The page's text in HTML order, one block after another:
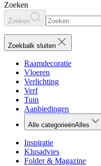
Zoeken
Zoeken
Zoekbalk sluiten
Raamdecoratie
Vloeren
Verlichting
Verf
Tuin
Aanbiedingen
Alle categorieënAlles
Inspiratie
Klusadvies
Folder & Magazine